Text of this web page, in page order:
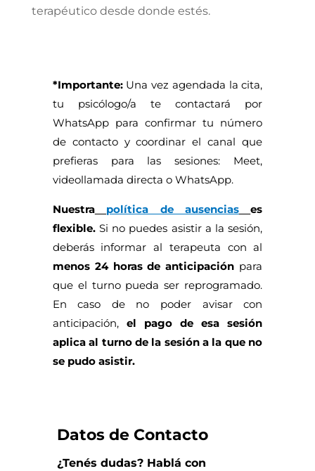
terapéutico desde donde estés.
*Importante:Una vez agendada la cita,
tu psicólogo/a te contactará por
WhatsApp para confirmar tu número
de contacto y coordinar el canal que
prefieras para las sesiones: Meet,
videollamada directa o WhatsApp.
Nuestra política de ausencias
es
flexible.Si no puedes asistir a la sesión,
deberás informar al terapeuta con al
menos 24 horas de anticipación para
que el turno pueda ser reprogramado.
En caso de no poder avisar con
anticipación, el pago de esa sesión
aplica al turno de la sesión a la que no
se pudo asistir.
Datos de Contacto
¿Tenés dudas? Hablá con